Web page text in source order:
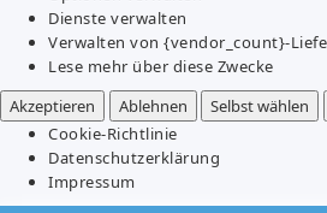
Dienste verwalten
Verwalten von {vendor_count}-
Lese mehr über diese Zwecke
Akzeptieren
Ablehnen Selbst wählen
Cookie-Richtlinie
Datenschutzerklärung
Impressum